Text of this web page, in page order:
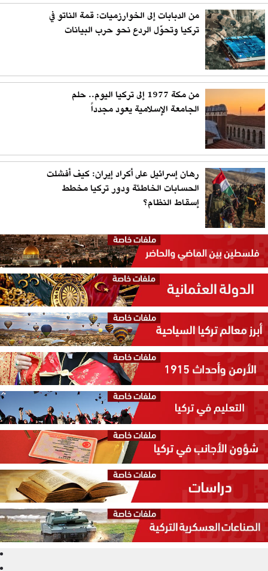
من الدبابات إلى الخوارزميات: قمة الناتو في
تركيا وتحوّل الردع نحو حرب البيانات
من مكة 1977 إلى تركيا اليوم.. حلم
الجامعة الإسلامية يعود مجدداً
رهان إسرائيل على أكراد إيران: كيف أفشلت
الحسابات الخاطئة ودور تركيا مخطط
إسقاط النظام؟